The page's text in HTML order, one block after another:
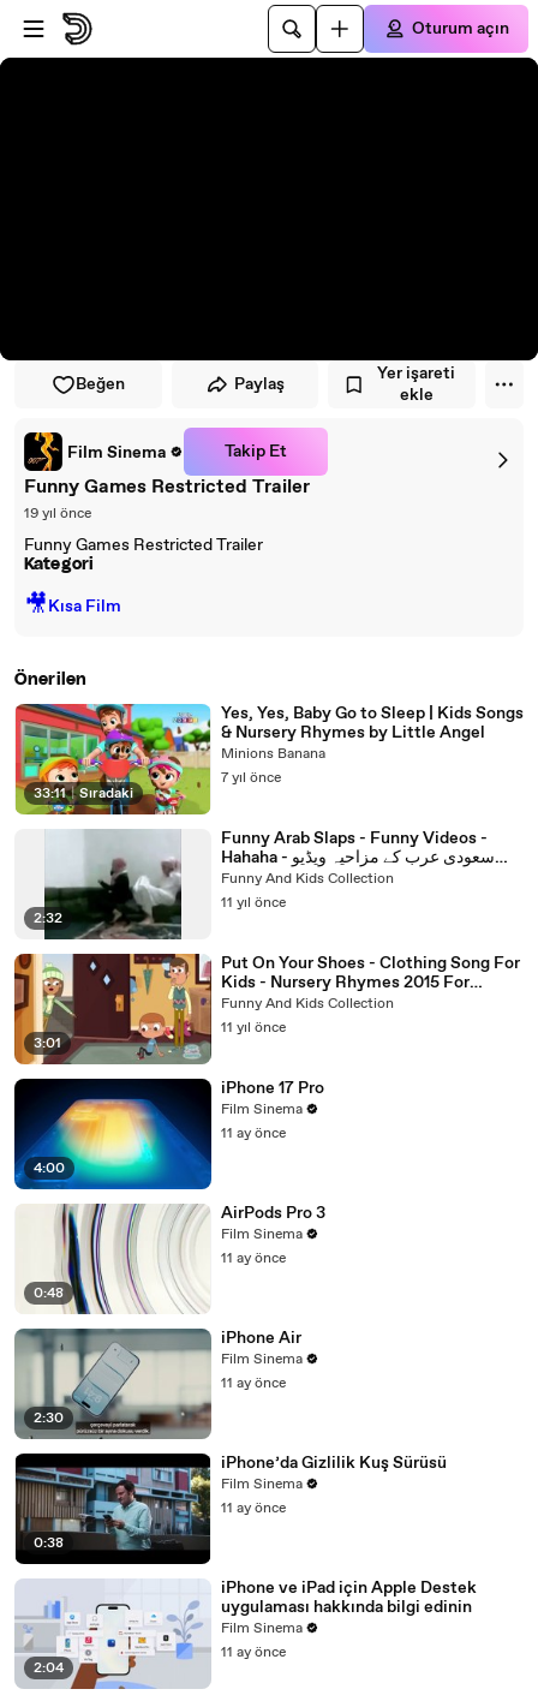
Oynatıcıya atla
Ana içeriğe atla
Oturum açın
Beğen Paylaş
Yer işareti
ekle
Film Sinema Takip Et
Funny Games Restricted Trailer
19 yıl önce
Funny Games Restricted Trailer
Kategori
🎥Kısa Film
Önerilen
33:11 | Sıradaki
Yes, Yes, Baby Go to Sleep | Kids Songs
& Nursery Rhymes by Little Angel
Minions Banana
7 yıl önce
2:32
Funny Arab Slaps - Funny Videos -
Hahaha - سعودی عرب کے مزاحیہ ویڈیو
کلپ
Funny And Kids Collection
11 yıl önce
3:01
Put On Your Shoes - Clothing Song For
Kids - Nursery Rhymes 2015 For
Children
Funny And Kids Collection
11 yıl önce
4:00
iPhone 17 Pro
Film Sinema
11 ay önce
0:48
AirPods Pro 3
Film Sinema
11 ay önce
2:30
iPhone Air
Film Sinema
11 ay önce
0:38
iPhone’da Gizlilik Kuş Sürüsü
Film Sinema
11 ay önce
2:04
iPhone ve iPad için Apple Destek
uygulaması hakkında bilgi edinin
Film Sinema
11 ay önce